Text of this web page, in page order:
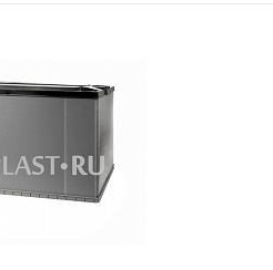
Под заказ
на колесах